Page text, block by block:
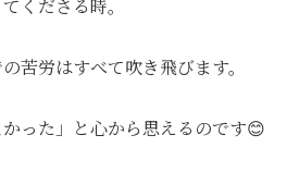
くださる時。
苦労はすべて吹き飛びます。
かった」と心から思えるのです😊